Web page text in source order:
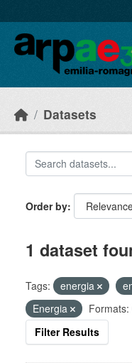
Datasets
Order by
1 dataset
Tags: energia
Energia
Formats:
Filter Results